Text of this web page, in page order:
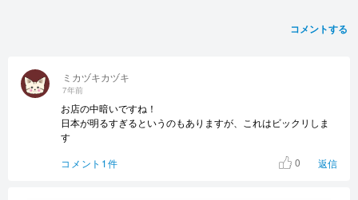
コメントする
ミカヅキカヅキ
7年前
お店の中暗いですね！
日本が明るすぎるというのもありますが、これはビックリしま
す
コメント1件
0 返信